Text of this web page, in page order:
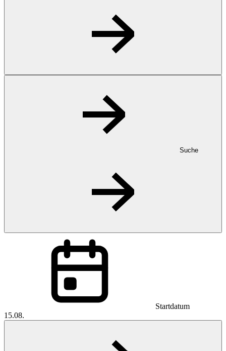
Suche
Startdatum
15.08.